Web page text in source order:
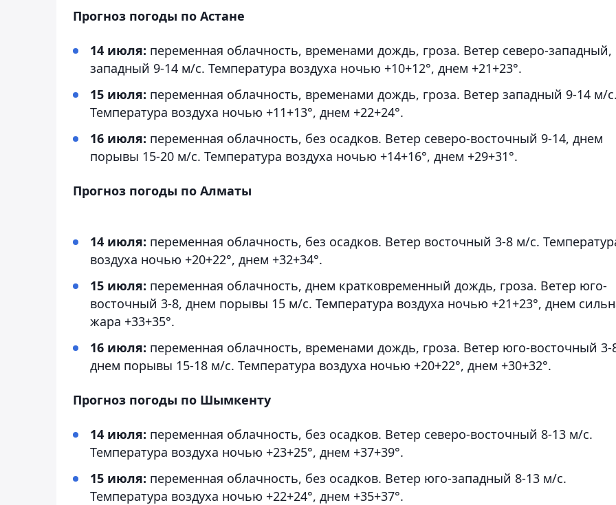
Прогноз погоды по Астане
14 июля: переменная облачность, временами дождь, гроза. Ветер северо-западный,
западный 9-14 м/с. Температура воздуха ночью +10+12°, днем +21+23°.
15 июля: переменная облачность, временами дождь, гроза. Ветер западный 9-14 м/
Температура воздуха ночью +11+13°, днем +22+24°.
16 июля: переменная облачность, без осадков. Ветер северо-восточный 9-14, днем
порывы 15-20 м/с. Температура воздуха ночью +14+16°, днем +29+31°.
Прогноз погоды по Алматы
14 июля: переменная облачность, без осадков. Ветер восточный 3-8 м/с.
воздуха ночью +20+22°, днем +32+34°.
15 июля: переменная облачность, днем кратковременный дождь, гроза. Ветер юго-
восточный 3-8, днем порывы 15 м/с. Температура воздуха ночью +21+23°, днем
жара +33+35°.
16 июля: переменная облачность, временами дождь, гроза. Ветер юго-восточный 3-
днем порывы 15-18 м/с. Температура воздуха ночью +20+22°, днем +30+32°.
Прогноз погоды по Шымкенту
14 июля: переменная облачность, без осадков. Ветер северо-восточный 8-13 м/с.
Температура воздуха ночью +23+25°, днем +37+39°.
15 июля: переменная облачность, без осадков. Ветер юго-западный 8-13 м/с.
Температура воздуха ночью +22+24°, днем +35+37°.